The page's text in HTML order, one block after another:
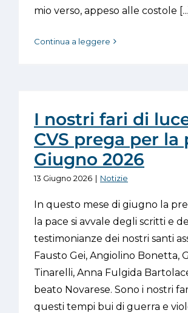
mio verso, appeso alle costole
Continua a leggere
I nostri fari di
CVS prega per la
Giugno 2026
13 Giugno 2026 | Notizie
In questo mese di giugno la
la pace si avvale degli scritti e
testimonianze dei nostri santi
Fausto Gei, Angiolino Bonetta,
Tinarelli, Anna Fulgida
beato Novarese. Sono i nostri
questi tempi bui di guerra e